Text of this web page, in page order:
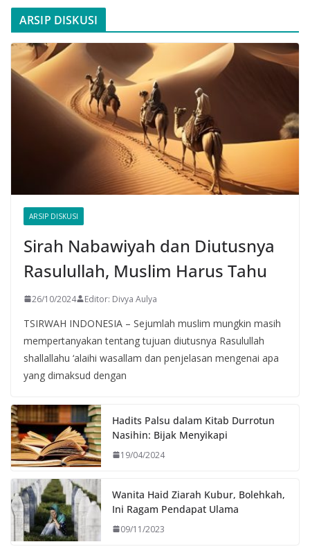
ARSIP DISKUSI
ARSIP DISKUSI
Sirah Nabawiyah dan Diutusnya
Rasulullah, Muslim Harus Tahu
26/10/2024 Editor: Divya Aulya
TSIRWAH INDONESIA – Sejumlah muslim mungkin masih
mempertanyakan tentang tujuan diutusnya Rasulullah
shallallahu ‘alaihi wasallam dan penjelasan mengenai apa
yang dimaksud dengan
Hadits Palsu dalam Kitab Durrotun
Nasihin: Bijak Menyikapi
19/04/2024
Wanita Haid Ziarah Kubur, Bolehkah,
Ini Ragam Pendapat Ulama
09/11/2023